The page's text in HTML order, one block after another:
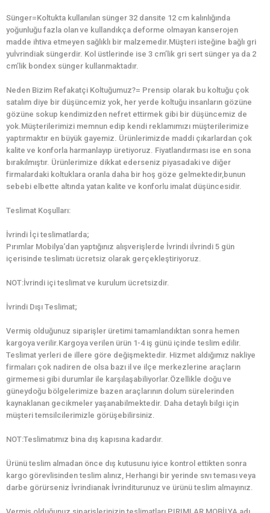
Sünger=Koltukta kullanılan sünger 32 dansite 12 cm kalınlığında
yoğunluğu fazla olan ve kullandıkça deforme olmayan kanserojen
madde ihtiva etmeyen sağlıklı bir malzemedir.Müşteri isteğine bağlı gri
yuİvrindiak süngerdir. Kol üstlerinde ise 3 cm’lik gri sert sünger ya da 2
cm’lik bondex sünger kullanmaktadır.
Neden Bizim Refakatçi Koltuğumuz?= Prensip olarak bu koltuğu çok
satalım diye bir düşüncemiz yok, her yerde koltuğu insanların gözüne
gözüne sokup kendimizden nefret ettirmek gibi bir düşüncemiz de
yok.Müşterilerimizi memnun edip kendi reklamımızı müşterilerimize
yaptırmaktır en büyük gayemiz. Ürünlerimizde maddi çıkarlardan çok
kalite ve konforla harmanlayıp üretiyoruz. Fiyatlandırması ise en sona
bırakılmıştır. Ürünlerimize dikkat ederseniz piyasadaki ve diğer
firmalardaki koltuklara oranla daha bir hoş göze gelmektedir,bunun
sebebi elbette altında yatan kalite ve konforlu imalat düşüncesidir.
Teslimat Koşulları:
İvrindi İçi teslimatlarda;
Pırımlar Mobilya‘dan yaptığınız alışverişlerde İvrindi iİvrindi 5 gün
içerisinde teslimatı ücretsiz olarak gerçekleştiriyoruz.
NOT:İvrindi içi teslimat ve kurulum ücretsizdir.
İvrindi Dışı Teslimat;
Vermiş olduğunuz siparişler üretimi tamamlandıktan sonra hemen
kargoya verilir.Kargoya verilen ürün 1-4 iş günü içinde teslim edilir.
Teslimat yerleri de illere göre değişmektedir. Hizmet aldığımız nakliye
firmaları çok nadiren de olsa bazı il ve ilçe merkezlerine araçların
girmemesi gibi durumlar ile karşılaşabiliyorlar.Özellikle doğu ve
güneydoğu bölgelerimize bazen araçlarının dolum sürelerinden
kaynaklanan gecikmeler yaşanabilmektedir. Daha detaylı bilgi için
müşteri temsilcilerimizle görüşebilirsiniz.
NOT:Teslimatımız bina dış kapısına kadardır.
Ürünü teslim almadan önce dış kutusunu iyice kontrol ettikten sonra
kargo görevlisinden teslim alınız, Herhangi bir yerinde sıvı teması veya
darbe görürseniz İvrindianak İvrinditurunuz ve ürünü teslim almayınız.